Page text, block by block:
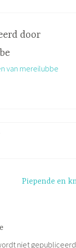
door
van mereilubbe
Piepende en
niet